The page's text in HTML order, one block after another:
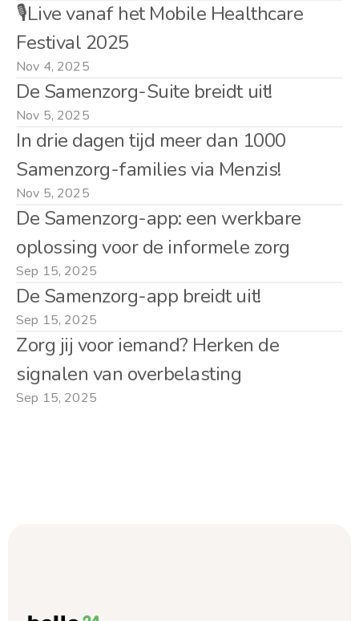
🎙️Live vanaf het Mobile Healthcare
Festival 2025
Nov 4, 2025
De Samenzorg-Suite breidt uit!
Nov 5, 2025
In drie dagen tijd meer dan 1000
Samenzorg-families via Menzis!
Nov 5, 2025
De Samenzorg-app: een werkbare
oplossing voor de informele zorg
Sep 15, 2025
De Samenzorg-app breidt uit!
Sep 15, 2025
Zorg jij voor iemand? Herken de
signalen van overbelasting
Sep 15, 2025